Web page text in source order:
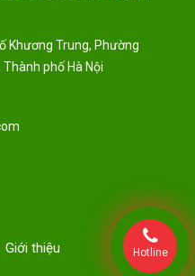
Khương Trung, Phường
phố Hà Nội
Giới thiệu Hotline